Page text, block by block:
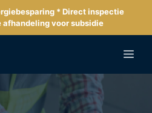
* Direct inspectie
afhandeling voor subsidie